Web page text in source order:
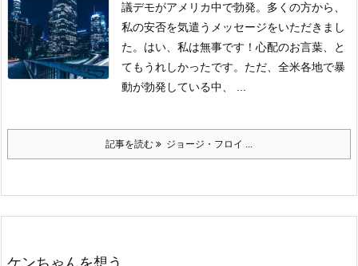
議デモがアメリカ中で勃発。多くの方から、
私の安否を気遣うメッセージをいただきまし
た。 はい、私は無事です！心配のお言葉、と
てもうれしかったです。ただ、全米各地で暴
動が勃発している中、 ...
記事を読む ジョージ・フロイ ...